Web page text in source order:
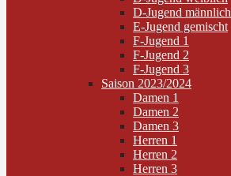
D-Jugend männlich
E-Jugend gemischt
F-Jugend 1
F-Jugend 2
F-Jugend 3
Saison 2023/2024
Damen 1
Damen 2
Damen 3
Herren 1
Herren 2
Herren 3